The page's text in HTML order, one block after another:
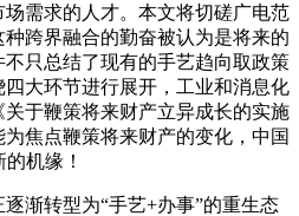
需求的人才。本文将切磋广电范
跨界融合的勤奋被认为是将来的
只总结了现有的手艺趋向取政策
大环节进行展开，工业和消息化
于鞭策将来财产立异成长的实施
焦点鞭策将来财产的变化，中国
机缘！
转型为“手艺+办事”的重生态